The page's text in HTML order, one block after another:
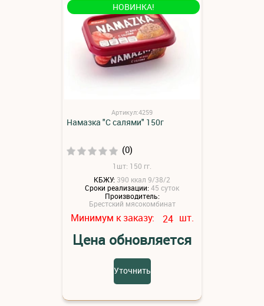
НОВИНКА!
Артикул:4259
Намазка "С салями" 150г
(0)
1шт: 150 гг.
КБЖУ: 390 ккал 9/38/2
Сроки реализации:45 суток
Производитель:
Брестский мясокомбинат
Минимум к заказу: 24 шт.
Цена обновляется
Уточнить